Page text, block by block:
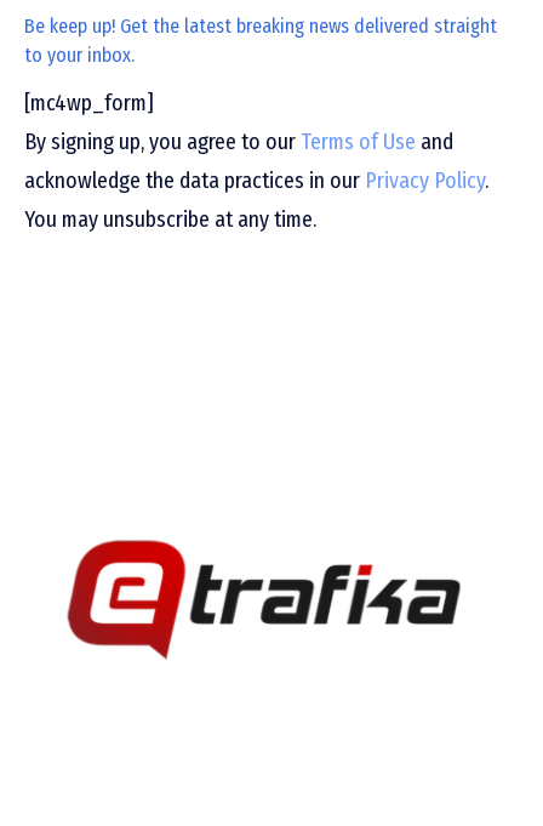
Be keep up! Get the latest breaking news delivered straight
to your inbox.
[mc4wp_form]
By signing up, you agree to our Terms of Use and
acknowledge the data practices in our Privacy Policy.
You may unsubscribe at any time.